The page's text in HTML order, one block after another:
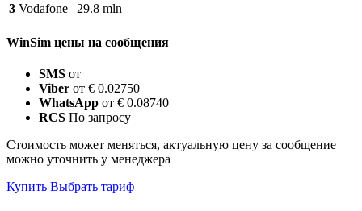
3 Vodafone 29.8 mln
WinSim цены на сообщения
SMS от
Viber от € 0.02750
WhatsApp от € 0.08740
RCS По запросу
Стоимость может меняться, актуальную цену за сообщение
можно уточнить у менеджера
Купить Выбрать тариф